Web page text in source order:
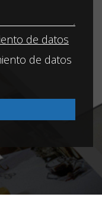
de datos
de datos